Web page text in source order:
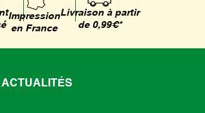
Impression
en France
Livraison à partir
de 0,99€*